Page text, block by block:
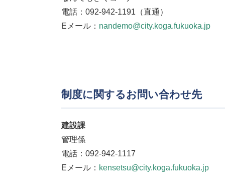
電話：092-942-1191（直通）
Eメール： nandemo@city.koga.fukuoka.jp
制度に関するお問い合わせ先
建設課
管理係
電話：092-942-1117
Eメール： kensetsu@city.koga.fukuoka.jp